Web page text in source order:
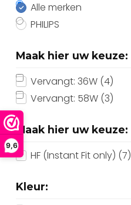
9,6
Alle merken
PHILIPS
Maak hier uw keuze:
Vervangt: 36W (4)
Vervangt: 58W (3)
Maak hier uw keuze:
HF (Instant Fit only) (7)
Kleur: